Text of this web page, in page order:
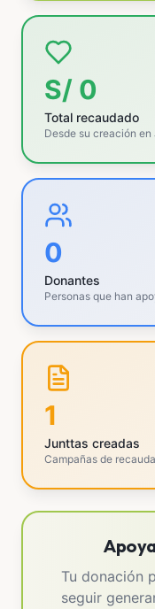
S/ 0
Total recaudado
Desde su creación en
0
Donantes
Personas que han
1
Junttas creadas
Campañas de
Tu donación
seguir